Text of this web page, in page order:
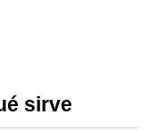
sirve